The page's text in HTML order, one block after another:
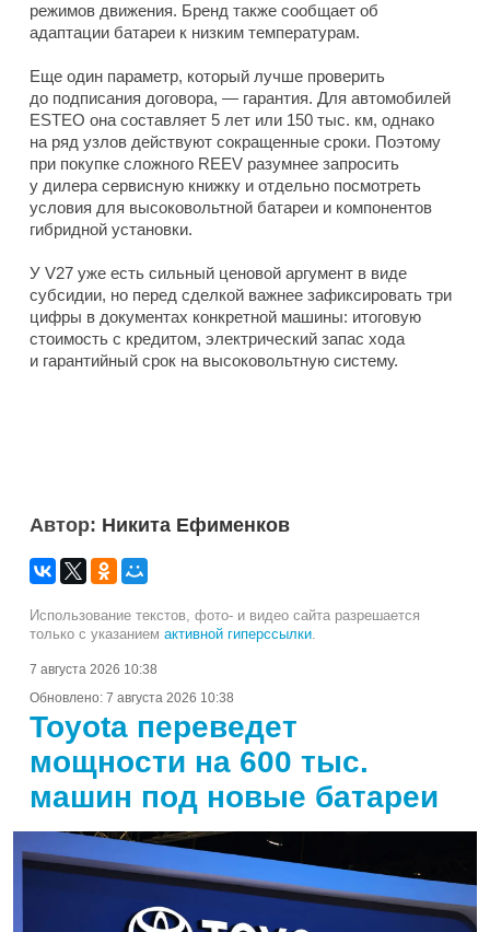
режимов движения. Бренд также сообщает об
адаптации батареи к низким температурам.
Еще один параметр, который лучше проверить
до подписания договора, — гарантия. Для автомобилей
ESTEO она составляет 5 лет или 150 тыс. км, однако
на ряд узлов действуют сокращенные сроки. Поэтому
при покупке сложного REEV разумнее запросить
у дилера сервисную книжку и отдельно посмотреть
условия для высоковольтной батареи и компонентов
гибридной установки.
У V27 уже есть сильный ценовой аргумент в виде
субсидии, но перед сделкой важнее зафиксировать три
цифры в документах конкретной машины: итоговую
стоимость с кредитом, электрический запас хода
и гарантийный срок на высоковольтную систему.
Автор: Никита Ефименков
Использование текстов, фото- и видео сайта разрешается
только с указанием активной гиперссылки.
7 августа 2026 10:38
Обновлено: 7 августа 2026 10:38
Toyota переведет
мощности на 600 тыс.
машин под новые батареи